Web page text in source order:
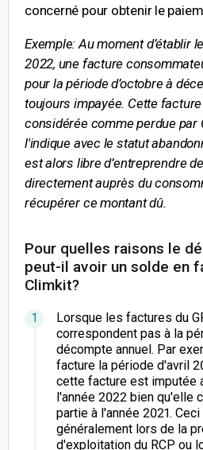
concerné pour obtenir le
Exemple: Au moment d’établir
2022, une facture
pour la période d’octobre à
toujours impayée. Cette
considérée comme perdue par
l'indique avec le statut
est alors libre d’entreprendre
directement auprès du
récupérer ce montant dû.
Pour quelles raisons le
peut-il avoir un solde en
Climkit?
Lorsque les factures du
correspondent pas à la
décompte annuel. Par
facture la période d'avril
cette facture est imputée
l'année 2022 bien qu'elle
partie à l'année 2021.
généralement lors de la
d'exploitation du RCP ou